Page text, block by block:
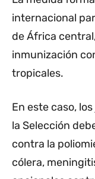
internacional
de África
inmunización
tropicales.
En este caso,
la Selección
contra la
cólera,